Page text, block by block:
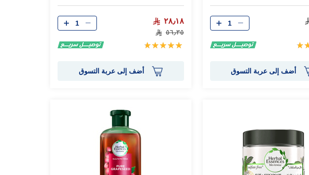
الكمية
أضف إلى عربة التسوق
٢٨٫١٨
٥٦٫٣٥
تقييم:
الكمية
أضف إلى عربة التسوق